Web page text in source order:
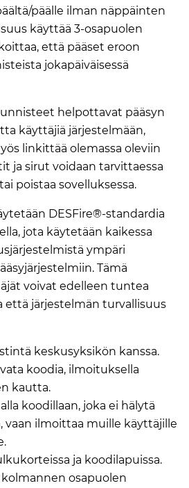
päälle ilman näppäinten
käyttää 3-osapuolen
että pääset eroon
jokapäiväisessä
helpottavat pääsyn
käyttäjiä järjestelmään,
linkittää olemassa oleviin
ja sirut voidaan tarvittaessa
poistaa sovelluksessa.
DESFire®-standardia
jota käytetään kaikessa
ympäri
Tämä
voivat edelleen tuntea
että järjestelmän turvallisuus
keskusyksikön kanssa.
koodia, ilmoituksella
kautta.
koodillaan, joka ei hälytä
vaan ilmoittaa muille käyttäjille
ja koodilapuissa.
osapuolen